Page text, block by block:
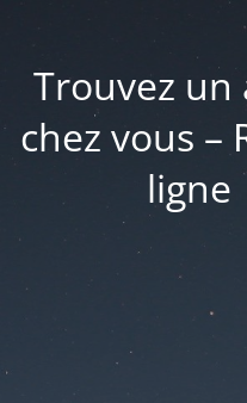
Trouvez un
chez vous –